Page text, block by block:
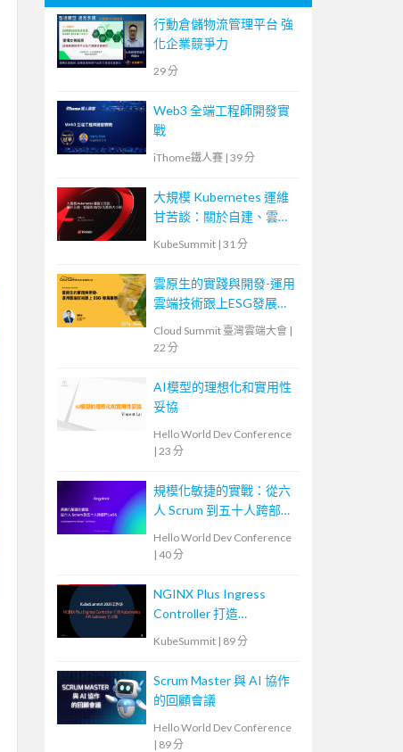
行動倉儲物流管理平台 強
化企業競爭力
29 分
Web3 全端工程師開發實
戰
iThome鐵人賽 | 39 分
大規模 Kubernetes 運維
甘苦談：關於自建、雲端
和 CI/CD 的那些大小事
KubeSummit | 31 分
雲原生的實踐與開發-運用
雲端技術跟上ESG發展趨
Cloud Summit 臺灣雲端大會 |
22 分
AI模型的理想化和實用性
妥協
Hello World Dev Conference
| 23 分
規模化敏捷的實戰：從六
人 Scrum 到五十人跨部門
Hello World Dev Conference
| 40 分
NGINX Plus Ingress
Controller 打造
Kubernetes API
KubeSummit | 89 分
Scrum Master 與 AI 協作
的回顧會議
Hello World Dev Conference
| 89 分